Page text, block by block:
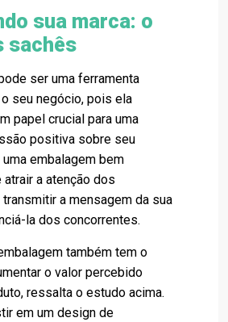
sua marca: o
sachês
ser uma ferramenta
seu negócio, pois ela
papel crucial para uma
positiva sobre seu
embalagem bem
a atenção dos
a mensagem da sua
la dos concorrentes.
também tem o
o valor percebido
ressalta o estudo acima.
em um design de